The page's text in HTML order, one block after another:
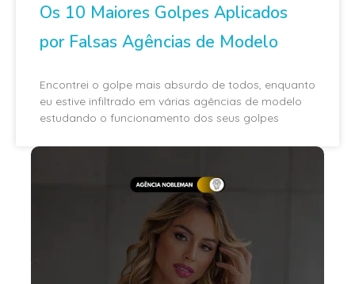
Os 10 Maiores Golpes Aplicados
por Falsas Agências de Modelo
Encontrei o golpe mais absurdo de todos, enquanto
eu estive infiltrado em várias agências de modelo
estudando o funcionamento dos seus golpes